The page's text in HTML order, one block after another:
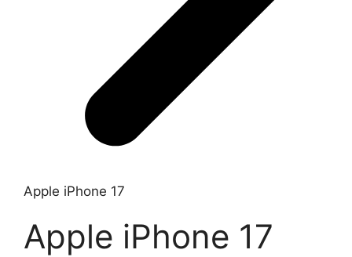
Apple iPhone 17
Apple iPhone 17